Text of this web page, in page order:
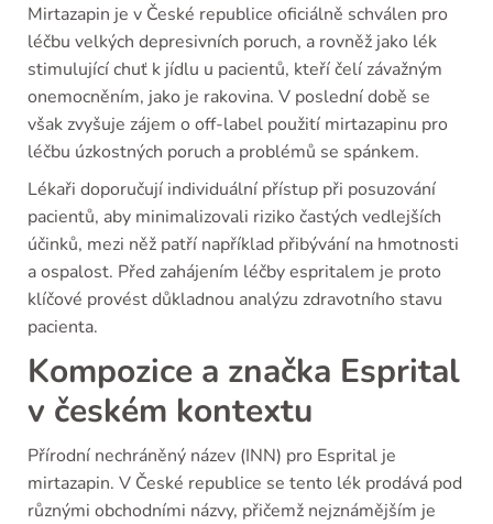
Mirtazapin je v České republice oficiálně schválen pro
léčbu velkých depresivních poruch, a rovněž jako lék
stimulující chuť k jídlu u pacientů, kteří čelí závažným
onemocněním, jako je rakovina. V poslední době se
však zvyšuje zájem o off-label použití mirtazapinu pro
léčbu úzkostných poruch a problémů se spánkem.
Lékaři doporučují individuální přístup při posuzování
pacientů, aby minimalizovali riziko častých vedlejších
účinků, mezi něž patří například přibývání na hmotnosti
a ospalost. Před zahájením léčby espritalem je proto
klíčové provést důkladnou analýzu zdravotního stavu
pacienta.
Kompozice a značka Esprital
v českém kontextu
Přírodní nechráněný název (INN) pro Esprital je
mirtazapin. V České republice se tento lék prodává pod
různými obchodními názvy, přičemž nejznámějším je